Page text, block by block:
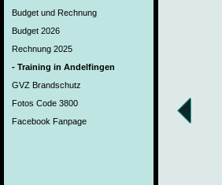
Budget und Rechnung
Budget 2026
Rechnung 2025
- Training in Andelfingen
GVZ Brandschutz
Fotos Code 3800
Facebook Fanpage